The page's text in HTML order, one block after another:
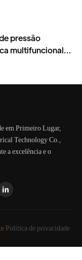
pressão
multifuncional
em Primeiro Lugar,
Technology Co.,
a excelência e o
Política de privacidade